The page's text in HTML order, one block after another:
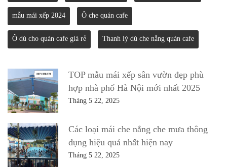
mẫu mái xếp 2024 Ô che quán cafe
Ô dù cho quán cafe giá rẻ Thanh lý dù che nắng quán cafe
TOP mẫu mái xếp sân vườn đẹp phù
hợp nhà phố Hà Nội mới nhất 2025
Tháng 5 22, 2025
Các loại mái che nắng che mưa thông
dụng hiệu quả nhất hiện nay
Tháng 5 22, 2025